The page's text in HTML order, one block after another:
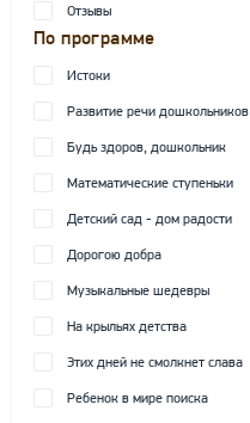
Отзывы
По программе
Истоки
Развитие речи дошкольников
Будь здоров, дошкольник
Математические ступеньки
Детский сад - дом радости
Дорогою добра
Музыкальные шедевры
На крыльях детства
Этих дней не смолкнет слава
Ребенок в мире поиска